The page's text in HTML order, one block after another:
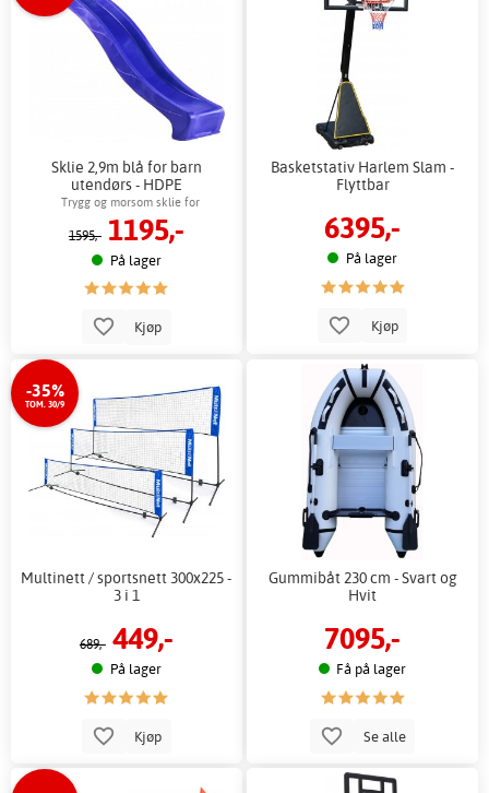
Sklie 2,9m blå for barn
utendørs - HDPE
Trygg og morsom sklie for
lekestrukturer
1595,- 1195,-
På lager
Kjøp
Basketstativ Harlem Slam -
Flyttbar
6395,-
På lager
Kjøp
-35%
TOM. 30/9
Multinett / sportsnett 300x225 -
3 i 1
689,- 449,-
På lager
Kjøp
Gummibåt 230 cm - Svart og
Hvit
7095,-
Få på lager
Se alle